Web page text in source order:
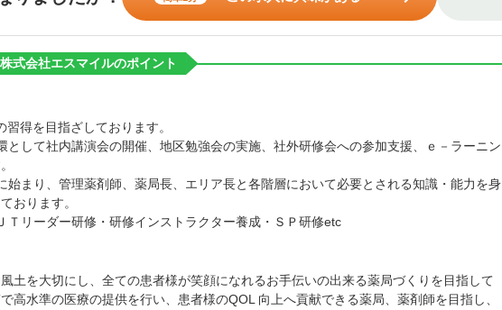
会社エスマイルのポイント
得を目指ざしております。
として社内講演会の開催、地区勉強会の実施、社外研修会への参加支援、ｅ－ラーニン
始まり、管理薬剤師、薬局長、エリア長と各階層において必要とされる知識・能力を身
おります。
Ｔリーダー研修・研修インストラクター養成・ＳＰ研修etc
土を大切にし、全ての患者様が笑顔になれるお手伝いの出来る薬局づくりを目指して
高水準の医療の提供を行い、患者様のQOL 向上へ貢献できる薬局、薬剤師を目指し、